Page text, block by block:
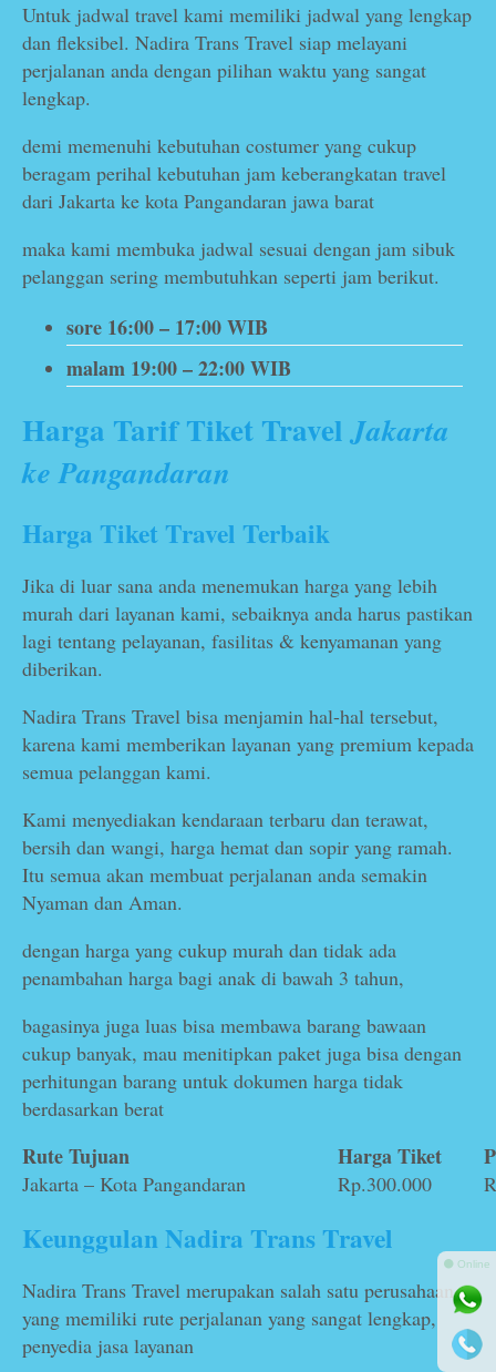
Untuk jadwal travel kami memiliki jadwal yang lengkap
dan fleksibel. Nadira Trans Travel siap melayani
perjalanan anda dengan pilihan waktu yang sangat
lengkap.
demi memenuhi kebutuhan costumer yang cukup
beragam perihal kebutuhan jam keberangkatan travel
dari Jakarta ke kota Pangandaran jawa barat
maka kami membuka jadwal sesuai dengan jam sibuk
pelanggan sering membutuhkan seperti jam berikut.
sore 16:00 – 17:00 WIB
malam 19:00 – 22:00 WIB
Harga Tarif Tiket TravelJakarta
ke Pangandaran
Harga Tiket Travel Terbaik
Jika di luar sana anda menemukan harga yang lebih
murah dari layanan kami, sebaiknya anda harus pastikan
lagi tentang pelayanan, fasilitas & kenyamanan yang
diberikan.
Nadira Trans Travel bisa menjamin hal-hal tersebut,
karena kami memberikan layanan yang premium kepada
semua pelanggan kami.
Kami menyediakan kendaraan terbaru dan terawat,
bersih dan wangi, harga hemat dan sopir yang ramah.
Itu semua akan membuat perjalanan anda semakin
Nyaman dan Aman.
dengan harga yang cukup murah dan tidak ada
penambahan harga bagi anak di bawah 3 tahun,
bagasinya juga luas bisa membawa barang bawaan
cukup banyak, mau menitipkan paket juga bisa dengan
perhitungan barang untuk dokumen harga tidak
berdasarkan berat
Rute Tujuan Harga Tiket
Jakarta – Kota Pangandaran Rp.300.000
Keunggulan Nadira Trans Travel
Nadira Trans Travel merupakan salah satu perusahaan
yang memiliki rute perjalanan yang sangat lengkap,
penyedia jasa layanan
⚫ Online